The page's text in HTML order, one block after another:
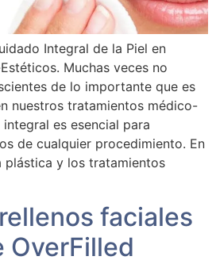
Integral de la Piel en
Muchas veces no
de lo importante que es
nuestros tratamientos médico-
es esencial para
de cualquier procedimiento. En
plástica y los tratamientos
faciales
OverFilled